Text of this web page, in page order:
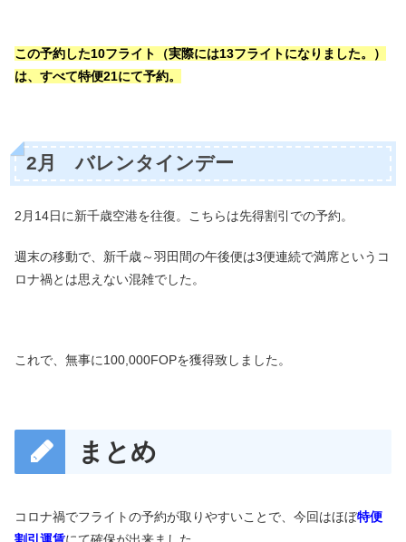
この予約した10フライト（実際には13フライトになりました。）
は、すべて特便21にて予約。
2月 バレンタインデー
2月14日に新千歳空港を往復。こちらは先得割引での予約。
週末の移動で、新千歳～羽田間の午後便は3便連続で満席というコ
ロナ禍とは思えない混雑でした。
これで、無事に100,000FOPを獲得致しました。
まとめ
コロナ禍でフライトの予約が取りやすいことで、今回はほぼ特便